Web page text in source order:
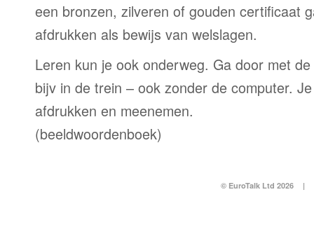
een bronzen, zilveren of gouden certificaat
afdrukken als bewijs van welslagen.
Leren kun je ook onderweg. Ga door met
bijv in de trein – ook zonder de computer.
afdrukken en meenemen.
(beeldwoordenboek)
© EuroTalk Ltd 2026 |